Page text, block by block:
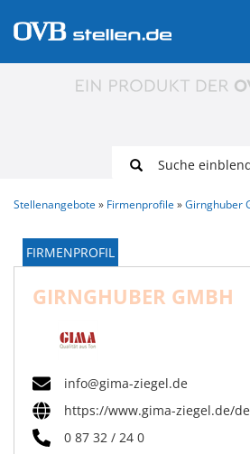
Suche
Stellenangebote Firmenprofile Girnghuber
FIRMENPROFIL
GIRNGHUBER GMBH
info@gima-ziegel.de
https://www.gima-ziegel.de/
0 87 32 / 24 0